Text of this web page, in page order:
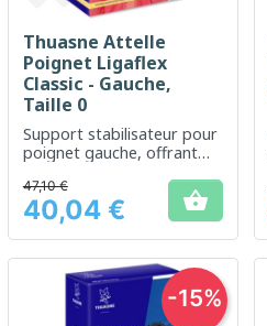
Thuasne Attelle
Poignet Ligaflex
Classic - Gauche,
Taille 0
Support stabilisateur pour
poignet gauche, offrant
de blessure
Prix
47,10 €
40,04 € 
-15%